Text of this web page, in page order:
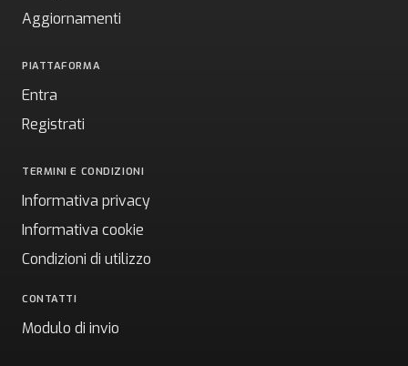
Aggiornamenti
PIATTAFORMA
Entra
Registrati
TERMINI E CONDIZIONI
Informativa privacy
Informativa cookie
Condizioni di utilizzo
CONTATTI
Modulo di invio